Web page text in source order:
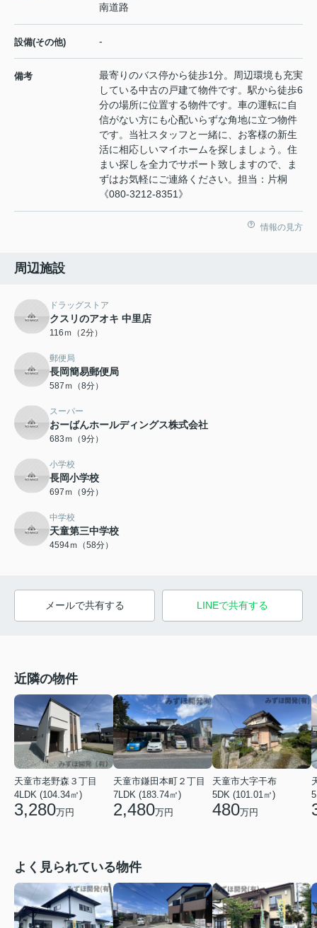
南道路
設備(その他) -
備考
最寄りのバス停から徒歩1分。周辺環境も充実
している中古の戸建て物件です。駅から徒歩6
分の場所に位置する物件です。車の運転に自
信がない方にも心配いらずな角地に立つ物件
です。当社スタッフと一緒に、お客様の新生
活に相応しいマイホームを探しましょう。住
まい探しを全力でサポート致しますので、ま
ずはお気軽にご連絡ください。担当：片桐
《080-3212-8351》
情報の見方
周辺施設
ドラッグストア
クスリのアオキ 中里店
116ｍ（2分）
郵便局
長岡簡易郵便局
587ｍ（8分）
スーパー
おーばんホールディングス株式会社
683ｍ（9分）
小学校
長岡小学校
697ｍ（9分）
中学校
天童第三中学校
4594ｍ（58分）
メールで共有する LINEで共有する
近隣の物件
天童市老野森３丁目
4LDK (104.34㎡)
3,280万円
天童市鎌田本町２丁目
7LDK (183.74㎡)
2,480万円
天童市大字干布
5DK (101.01㎡)
480万円
よく見られている物件